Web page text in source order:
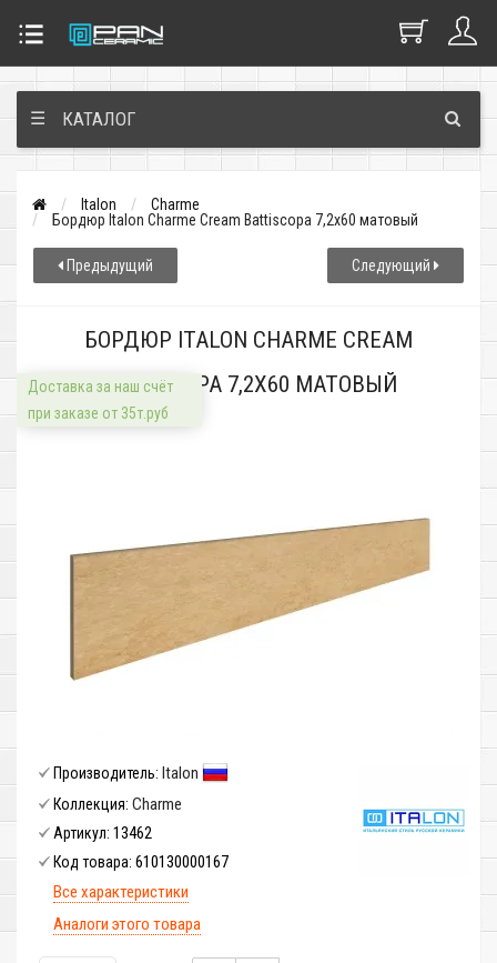
☰ КАТАЛОГ
Italon
Charme
Бордюр Italon Charme Cream Battiscopa 7,2x60 матовый
Предыдущий Следующий
БОРДЮР ITALON CHARME CREAM
BATTISCOPA 7,2X60 МАТОВЫЙ
Доставка за наш счёт
при заказе от 35т.руб
Производитель: Italon
Коллекция: Charme
Артикул: 13462
Код товара: 610130000167
Все характеристики
Аналоги этого товара